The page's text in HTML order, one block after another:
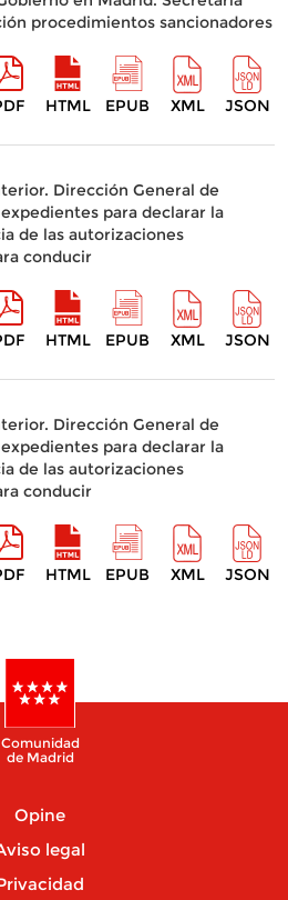
procedimientos sancionadores
HTML EPUB XML JSON
Dirección General de
para declarar la
de las autorizaciones
conducir
HTML EPUB XML JSON
Dirección General de
para declarar la
de las autorizaciones
conducir
HTML EPUB XML JSON
Comunidad
de Madrid
Opine
legal